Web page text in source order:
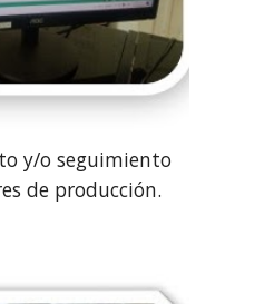
y/o seguimiento
de producción.